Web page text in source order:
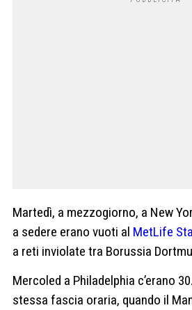
Martedì, a mezzogiorno, a New
a sedere erano vuoti al MetLife
a reti inviolate tra Borussia
Mercoled a Philadelphia c’erano
stessa fascia oraria, quando il